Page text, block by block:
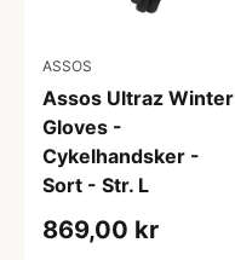
ASSOS
Assos Ultraz Winter
Gloves -
Cykelhandsker -
Sort - Str. L
869,00 kr